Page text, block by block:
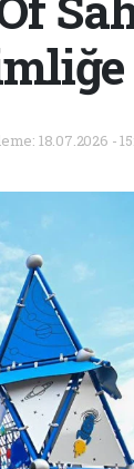
18.07.2026 -